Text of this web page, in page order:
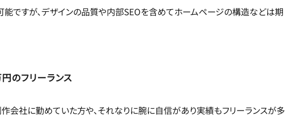
ですが、デザインの品質や内部SEOを含めてホームページの構造などは期
のフリーランス
会社に勤めていた方や、それなりに腕に自信があり実績もフリーランスが多